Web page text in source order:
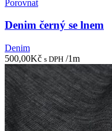
Porovnat
Denim černý se lnem
Denim
500,00Kč s DPH /1m